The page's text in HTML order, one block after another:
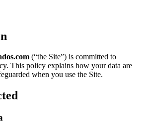
(“the Site”) is committed to
This policy explains how your data are
when you use the Site.